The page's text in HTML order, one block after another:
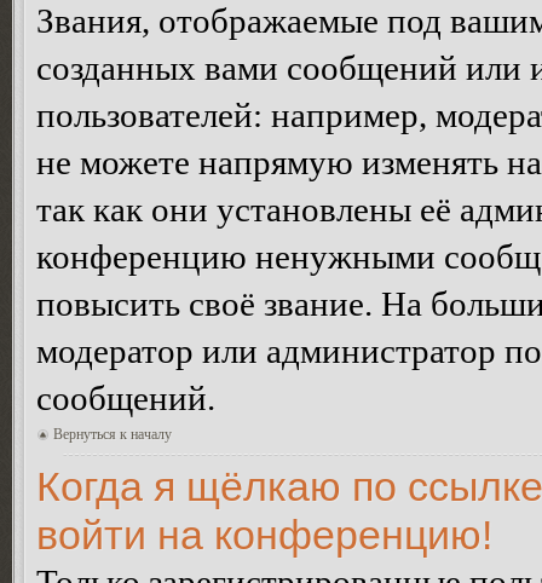
Звания, отображаемые под
созданных вами сообщений
пользователей: например,
не можете напрямую изменять
так как они установлены её
конференцию ненужными
повысить своё звание. На
модератор или администратор
сообщений.
Вернуться к началу
Когда я щёлкаю по
войти на конференцию!